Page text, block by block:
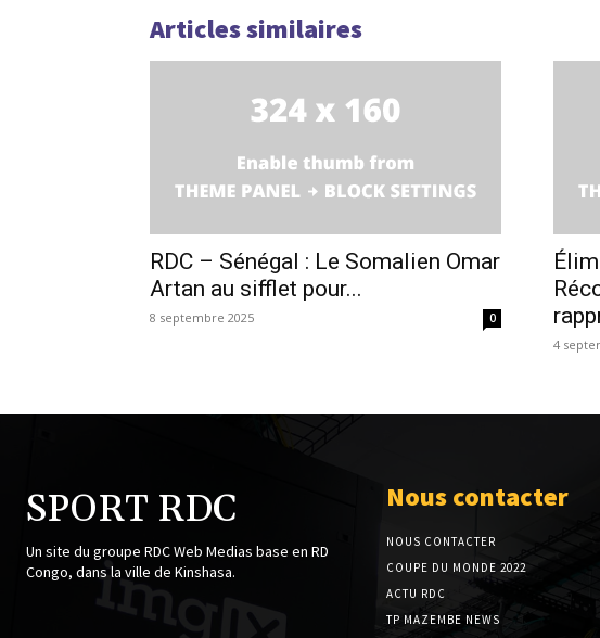
Articles similaires
RDC – Sénégal : Le Somalien Omar
Artan au sifflet pour...
8 septembre 2025 0
4
SPORT RDC
Un site du groupe RDC Web Medias base en RD
Congo, dans la ville de Kinshasa.
Nous contacter
NOUS CONTACTER
COUPE DU MONDE 2022
ACTU RDC
TP MAZEMBE NEWS